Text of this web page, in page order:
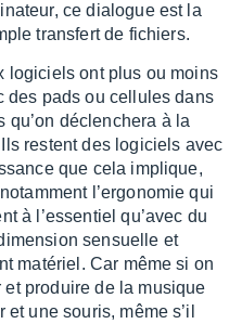
ce dialogue est la
trans­fert de fichiers.
logi­ciels ont plus ou moins
des pads ou cellules dans
qu’on déclen­chera à la
restent des logi­ciels avec
que cela implique,
l’er­go­no­mie qui
à l’es­sen­tiel qu’avec du
sensuelle et
maté­riel. Car même si on
produire de la musique
une souris, même s’il